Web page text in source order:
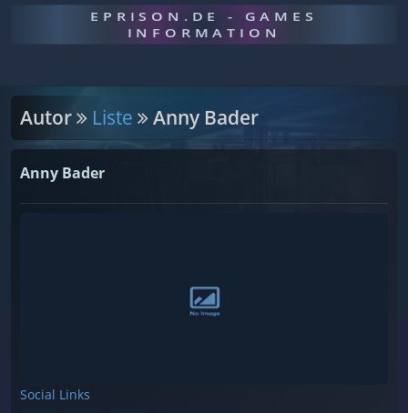
EPRISON.DE - GAMES
INFORMATION
Autor Liste Anny Bader
Anny Bader
Social Links